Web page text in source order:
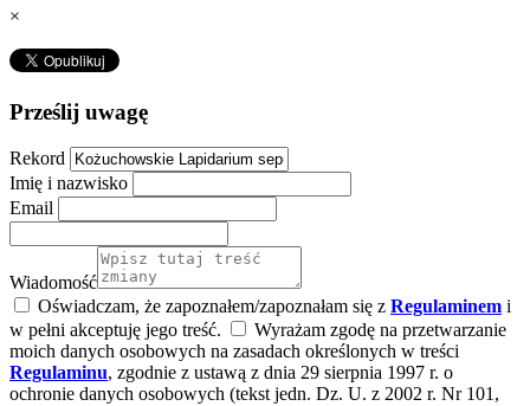
×
Prześlij uwagę
Rekord
Imię i nazwisko
Email
Wiadomość
Oświadczam, że zapoznałem/zapoznałam się z Regulaminem i
w pełni akceptuję jego treść.
Wyrażam zgodę na przetwarzanie
moich danych osobowych na zasadach określonych w treści
Regulaminu, zgodnie z ustawą z dnia 29 sierpnia 1997 r. o
ochronie danych osobowych (tekst jedn. Dz. U. z 2002 r. Nr 101,